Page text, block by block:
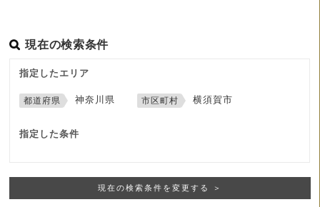
現在の検索条件
指定したエリア
神奈川県 横須賀市
指定した条件
現在の検索条件を変更する ＞